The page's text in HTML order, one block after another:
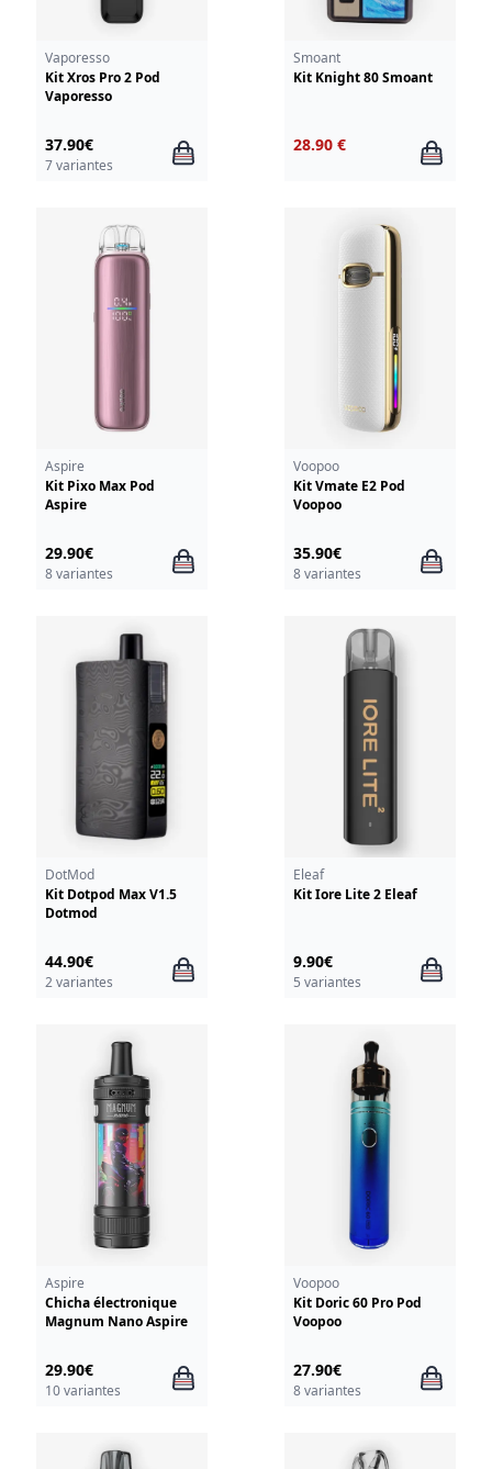
Vaporesso
Kit Xros Pro 2 Pod
Vaporesso
37.90€
7 variantes
Smoant
Kit Knight 80 Smoant
28.90 €
Aspire
Kit Pixo Max Pod
Aspire
29.90€
8 variantes
Voopoo
Kit Vmate E2 Pod
Voopoo
35.90€
8 variantes
DotMod
Kit Dotpod Max V1.5
Dotmod
44.90€
2 variantes
Eleaf
Kit Iore Lite 2 Eleaf
9.90€
5 variantes
Aspire
Chicha électronique
Magnum Nano Aspire
29.90€
10 variantes
Voopoo
Kit Doric 60 Pro Pod
Voopoo
27.90€
8 variantes